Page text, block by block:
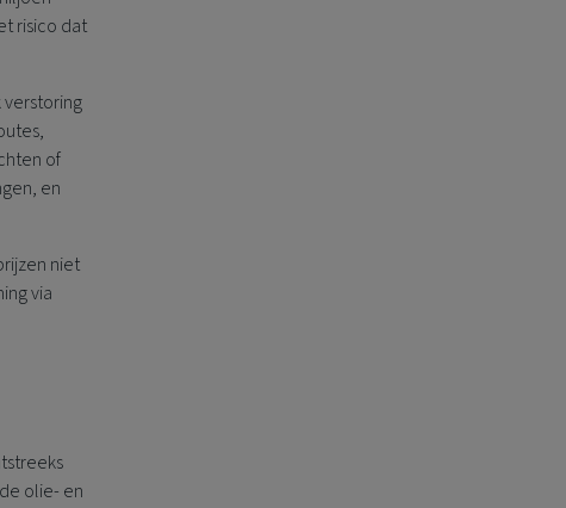
risico dat
of
en
niet
via
olie- en